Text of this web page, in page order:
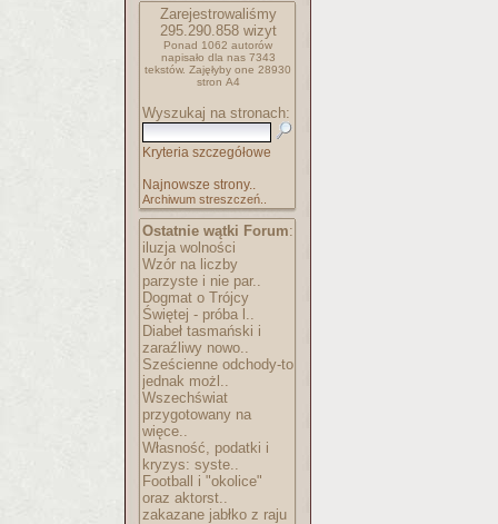
Zarejestrowaliśmy
295.290.858wizyt
Ponad 1062 autorów
napisało dla nas 7343
tekstów. Zajęłyby one 28930
stron A4
Wyszukaj na stronach:
Kryteria szczegółowe
Najnowsze strony..
Archiwum streszczeń..
Ostatnie wątki Forum:
iluzja wolności
Wzór na liczby
parzyste i nie par..
Dogmat o Trójcy
Świętej - próba l..
Diabeł tasmański i
zaraźliwy nowo..
Sześcienne odchody-to
jednak możl..
Wszechświat
przygotowany na
więce..
Własność, podatki i
kryzys: syste..
Football i "okolice"
oraz aktorst..
zakazane jabłko z raju